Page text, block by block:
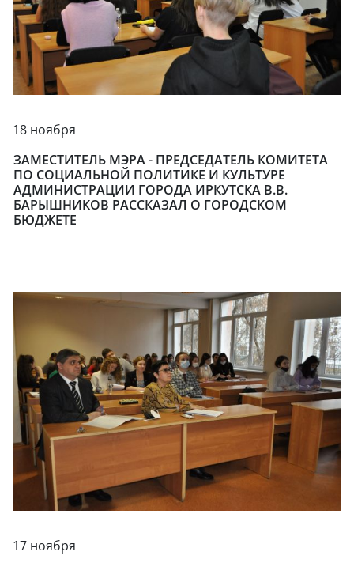
18 ноября
ЗАМЕСТИТЕЛЬ МЭРА - ПРЕДСЕДАТЕЛЬ КОМИТЕТА
ПО СОЦИАЛЬНОЙ ПОЛИТИКЕ И КУЛЬТУРЕ
АДМИНИСТРАЦИИ ГОРОДА ИРКУТСКА В.В.
БАРЫШНИКОВ РАССКАЗАЛ О ГОРОДСКОМ
БЮДЖЕТЕ
17 ноября